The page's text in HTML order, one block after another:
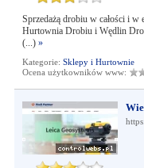
Sprzedażą drobiu w całości i w
Hurtownia Drobiu i Wędlin
(...) »
Kategorie: Sklepy i Hurtownie
Ocena użytkowników www: